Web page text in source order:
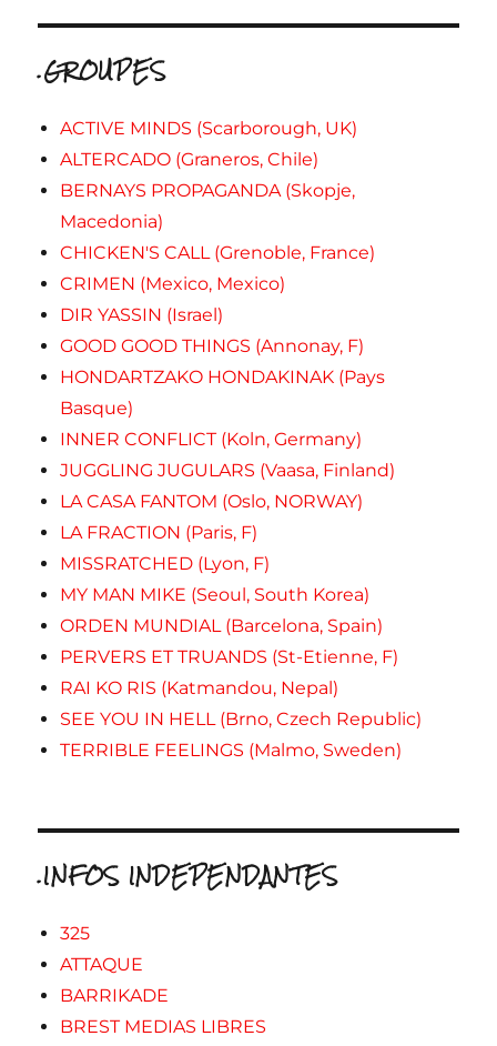
.GROUPES
ACTIVE MINDS (Scarborough, UK)
ALTERCADO (Graneros, Chile)
BERNAYS PROPAGANDA (Skopje,
Macedonia)
CHICKEN'S CALL (Grenoble, France)
CRIMEN (Mexico, Mexico)
DIR YASSIN (Israel)
GOOD GOOD THINGS (Annonay, F)
HONDARTZAKO HONDAKINAK (Pays
Basque)
INNER CONFLICT (Koln, Germany)
JUGGLING JUGULARS (Vaasa, Finland)
LA CASA FANTOM (Oslo, NORWAY)
LA FRACTION (Paris, F)
MISSRATCHED (Lyon, F)
MY MAN MIKE (Seoul, South Korea)
ORDEN MUNDIAL (Barcelona, Spain)
PERVERS ET TRUANDS (St-Etienne, F)
RAI KO RIS (Katmandou, Nepal)
SEE YOU IN HELL (Brno, Czech Republic)
TERRIBLE FEELINGS (Malmo, Sweden)
.INFOS INDEPENDANTES
325
ATTAQUE
BARRIKADE
BREST MEDIAS LIBRES